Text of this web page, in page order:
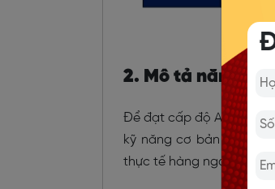
2. Mô tả năng lực
Để đạt cấp độ A2 cần
kỹ năng cơ bản của
thực tế hàng ngày. Dưới